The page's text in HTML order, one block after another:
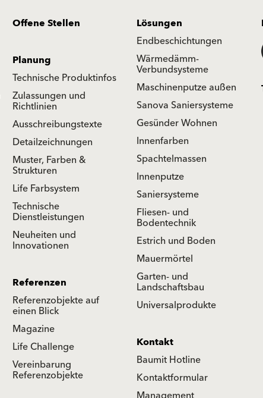
Offene Stellen
Lösungen
Endbeschichtungen
Wärmedämm-
Verbundsysteme
Maschinenputze außen
Sanova Saniersysteme
Gesünder Wohnen
Innenfarben
Spachtelmassen
Innenputze
Saniersysteme
Fliesen- und
Bodentechnik
Estrich und Boden
Mauermörtel
Garten- und
Landschaftsbau
Universalprodukte
Planung
Technische Produktinfos
Zulassungen und
Richtlinien
Ausschreibungstexte
Detailzeichnungen
Muster, Farben &
Strukturen
Life Farbsystem
Technische
Dienstleistungen
Neuheiten und
Innovationen
Referenzen
Referenzobjekte auf
einen Blick
Magazine
Life Challenge
Vereinbarung
Referenzobjekte
Kontakt
Baumit Hotline
Kontaktformular